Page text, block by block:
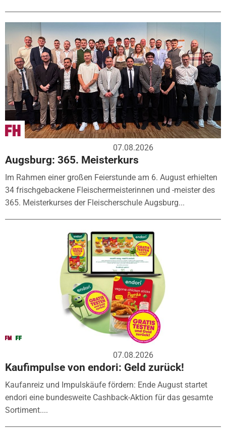
07.08.2026
Augsburg: 365. Meisterkurs
Im Rahmen einer großen Feierstunde am 6. August erhielten
34 frischgebackene Fleischermeisterinnen und -meister des
365. Meisterkurses der Fleischerschule Augsburg...
07.08.2026
Kaufimpulse von endori: Geld zurück!
Kaufanreiz und Impulskäufe fördern: Ende August startet
endori eine bundesweite Cashback-Aktion für das gesamte
Sortiment....